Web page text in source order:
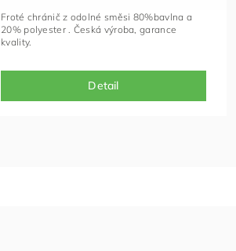
Detail
Froté chránič z odolné směsi 80%bavlna a
20% polyester . Česká výroba, garance
kvality.